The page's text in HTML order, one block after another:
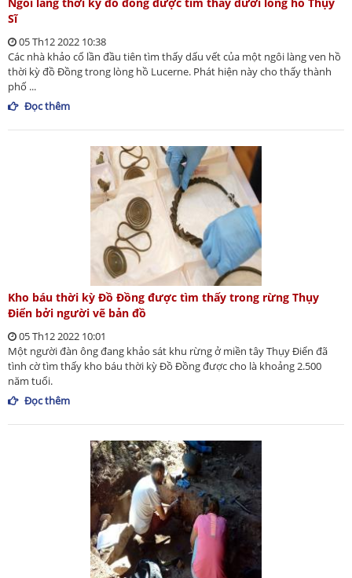
Sĩ
05 Th12 2022 10:38
Các nhà khảo cổ lần đầu tiên tìm thấy dấu vết của một ngôi làng ven hồ
thời kỳ đồ Đồng trong lòng hồ Lucerne. Phát hiện này cho thấy thành
phố ...
Đọc thêm
Kho báu thời kỳ Đồ Đồng được tìm thấy trong rừng Thụy
Điển bởi người vẽ bản đồ
05 Th12 2022 10:01
Một người đàn ông đang khảo sát khu rừng ở miền tây Thụy Điển đã
tình cờ tìm thấy kho báu thời kỳ Đồ Đồng được cho là khoảng 2.500
năm tuổi.
Đọc thêm